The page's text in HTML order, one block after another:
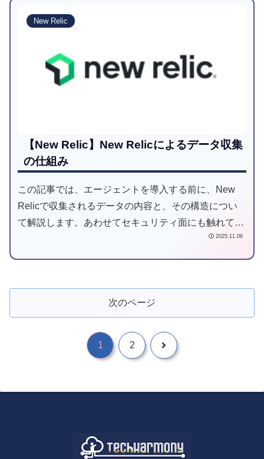
New Relic
【New Relic】New Relicによるデータ収集
の仕組み
この記事では、エージェントを導入する前に、New
Relicで収集されるデータの内容と、その構造につい
て解説します。あわせてセキュリティ面にも触れてい
ます。New Relicのデータ収集の仕組みを理解する際
2025.11.06
次のページ
1 2